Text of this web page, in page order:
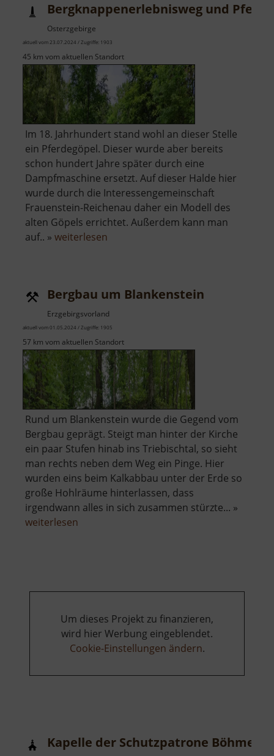
Dar
Bergknappenerlebnisweg und
Osterzgebirge
aktuell vom 23.07.2024 / Zugriffe: 1903
45 km vom aktuellen Standort
Im 18. Jahrhundert stand wohl an dieser Stelle
ein Pferdegöpel. Dieser wurde aber bereits
schon hundert Jahre später durch eine
Dampfmaschine ersetzt. Auf dieser Halde hier
wurde durch die Interessengemeinschaft
Frauenstein-Reichenau daher ein Modell des
alten Göpels errichtet. Außerdem kann man
auf.. » weiterlesen
Bergbau um Blankenstein
Erzgebirgsvorland
aktuell vom 01.05.2024 / Zugriffe: 1905
57 km vom aktuellen Standort
Rund um Blankenstein wurde die Gegend vom
Bergbau geprägt. Steigt man hinter der Kirche
ein paar Stufen hinab ins Triebischtal, so sieht
man rechts neben dem Weg ein Pinge. Hier
wurden eins beim Kalkabbau unter der Erde so
große Hohlräume hinterlassen, dass
irgendwann alles in sich zusammen stürzte... »
weiterlesen
Um dieses Projekt zu finanzieren,
wird hier Werbung eingeblendet.
Cookie-Einstellungen ändern.
Kapelle der Schutzpatrone Böhmens